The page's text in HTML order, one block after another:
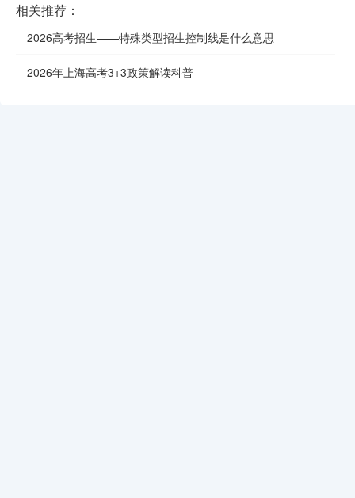
相关推荐：
2026高考招生——特殊类型招生控制线是什么意思
2026年上海高考3+3政策解读科普